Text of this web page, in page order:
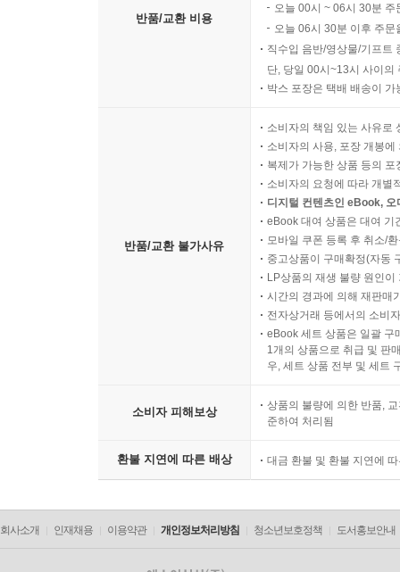
반품/교환 비용
오늘 00시 ~ 06시 30분
오늘 06시 30분 이후 주
직수입 음반/영상물/기프트
단, 당일 00시~13시 사이의
박스 포장은 택배 배송이
반품/교환 불가사유
소비자의 책임 있는 사유로
소비자의 사용, 포장 개봉
복제가 가능한 상품 등의
소비자의 요청에 따라 개별
디지털 컨텐츠인 eBook,
eBook 대여 상품은 대여 기
모바일 쿠폰 등록 후 취소/
중고상품이 구매확정(자동
LP상품의 재생 불량 원인
시간의 경과에 의해 재판매
전자상거래 등에서의 소비
eBook 세트 상품은 일괄 구
1개의 상품으로 취급 및 판
우, 세트 상품 전부 및 세트
소비자 피해보상
상품의 불량에 의한 반품,
준하여 처리됨
환불 지연에 따른 배상 대금 환불 및 환불 지연에
회사소개 인재채용 이용약관 개인정보처리방침 청소년보호정책 도서홍보안내